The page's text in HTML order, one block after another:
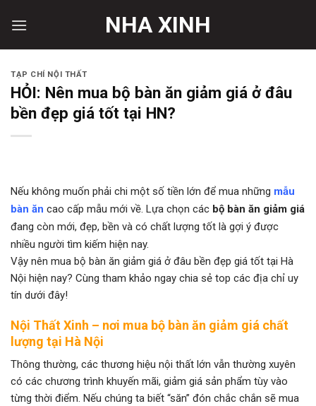
NHA XINH
TẠP CHÍ NỘI THẤT
HỎI: Nên mua bộ bàn ăn giảm giá ở đâu
bền đẹp giá tốt tại HN?
Nếu không muốn phải chi một số tiền lớn để mua những mẫu
bàn ăn cao cấp mẫu mới về. Lựa chọn các bộ bàn ăn giảm giá
đang còn mới, đẹp, bền và có chất lượng tốt là gợi ý được
nhiều người tìm kiếm hiện nay.
Vậy nên mua bộ bàn ăn giảm giá ở đâu bền đẹp giá tốt tại Hà
Nội hiện nay? Cùng tham khảo ngay chia sẻ top các địa chỉ uy
tín dưới đây!
Nội Thất Xinh – nơi mua bộ bàn ăn giảm giá chất
lượng tại Hà Nội
Thông thường, các thương hiệu nội thất lớn vẫn thường xuyên
có các chương trình khuyến mãi, giảm giá sản phẩm tùy vào
từng thời điểm. Nếu chúng ta biết “săn” đón chắc chắn sẽ mua